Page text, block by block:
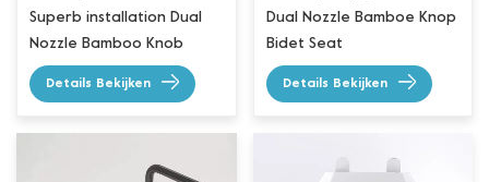
Superb installation Dual
Nozzle Bamboo Knob
Bidet Seat
Details Bekijken
Dual Nozzle Bamboe Knop
Bidet Seat
Details Bekijken